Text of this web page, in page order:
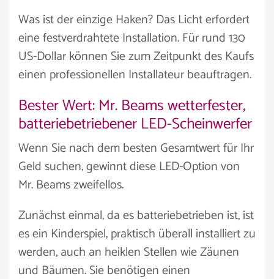
Was ist der einzige Haken? Das Licht erfordert
eine festverdrahtete Installation. Für rund 130
US-Dollar können Sie zum Zeitpunkt des Kaufs
einen professionellen Installateur beauftragen.
Bester Wert: Mr. Beams wetterfester,
batteriebetriebener LED-Scheinwerfer
Wenn Sie nach dem besten Gesamtwert für Ihr
Geld suchen, gewinnt diese LED-Option von
Mr. Beams zweifellos.
Zunächst einmal, da es batteriebetrieben ist, ist
es ein Kinderspiel, praktisch überall installiert zu
werden, auch an heiklen Stellen wie Zäunen
und Bäumen. Sie benötigen einen